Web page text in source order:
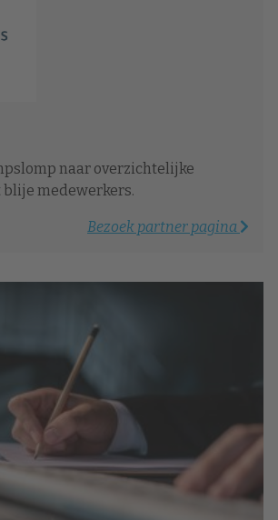
naar overzichtelijke
blije medewerkers.
Bezoek partner pagina